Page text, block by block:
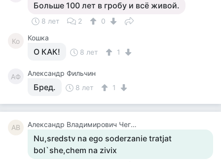
Больше 100 лет в гробу и всё живой.
8 лет 2 0
Ко Кошка
О КАК! 8 лет 1
АФ Александр Фильчин
Бред. 8 лет 1
АВ Александр Владимирович Чегодаев
Nu,sredstv na ego soderzanie tratjat
bol`she,chem na zivix